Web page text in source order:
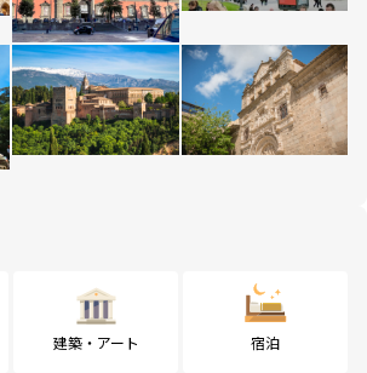
建築・アート 宿泊